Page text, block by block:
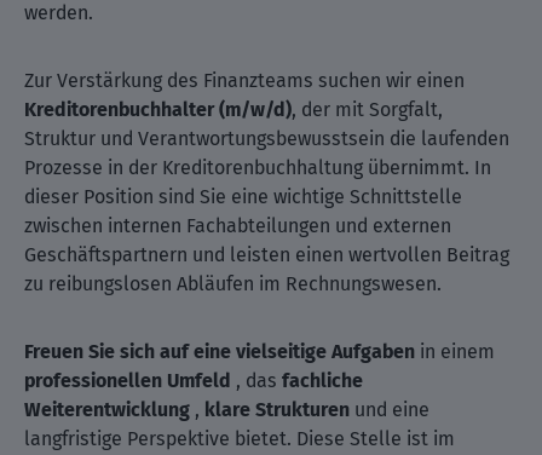
werden.
Zur Verstärkung des Finanzteams suchen wir einen
Kreditorenbuchhalter (m/w/d), der mit Sorgfalt,
Struktur und Verantwortungsbewusstsein die laufenden
Prozesse in der Kreditorenbuchhaltung übernimmt. In
dieser Position sind Sie eine wichtige Schnittstelle
zwischen internen Fachabteilungen und externen
Geschäftspartnern und leisten einen wertvollen Beitrag
zu reibungslosen Abläufen im Rechnungswesen.
Freuen Sie sich auf eine vielseitige Aufgaben in einem
professionellen Umfeld , das fachliche
Weiterentwicklung , klare Strukturen und eine
langfristige Perspektive bietet. Diese Stelle ist im